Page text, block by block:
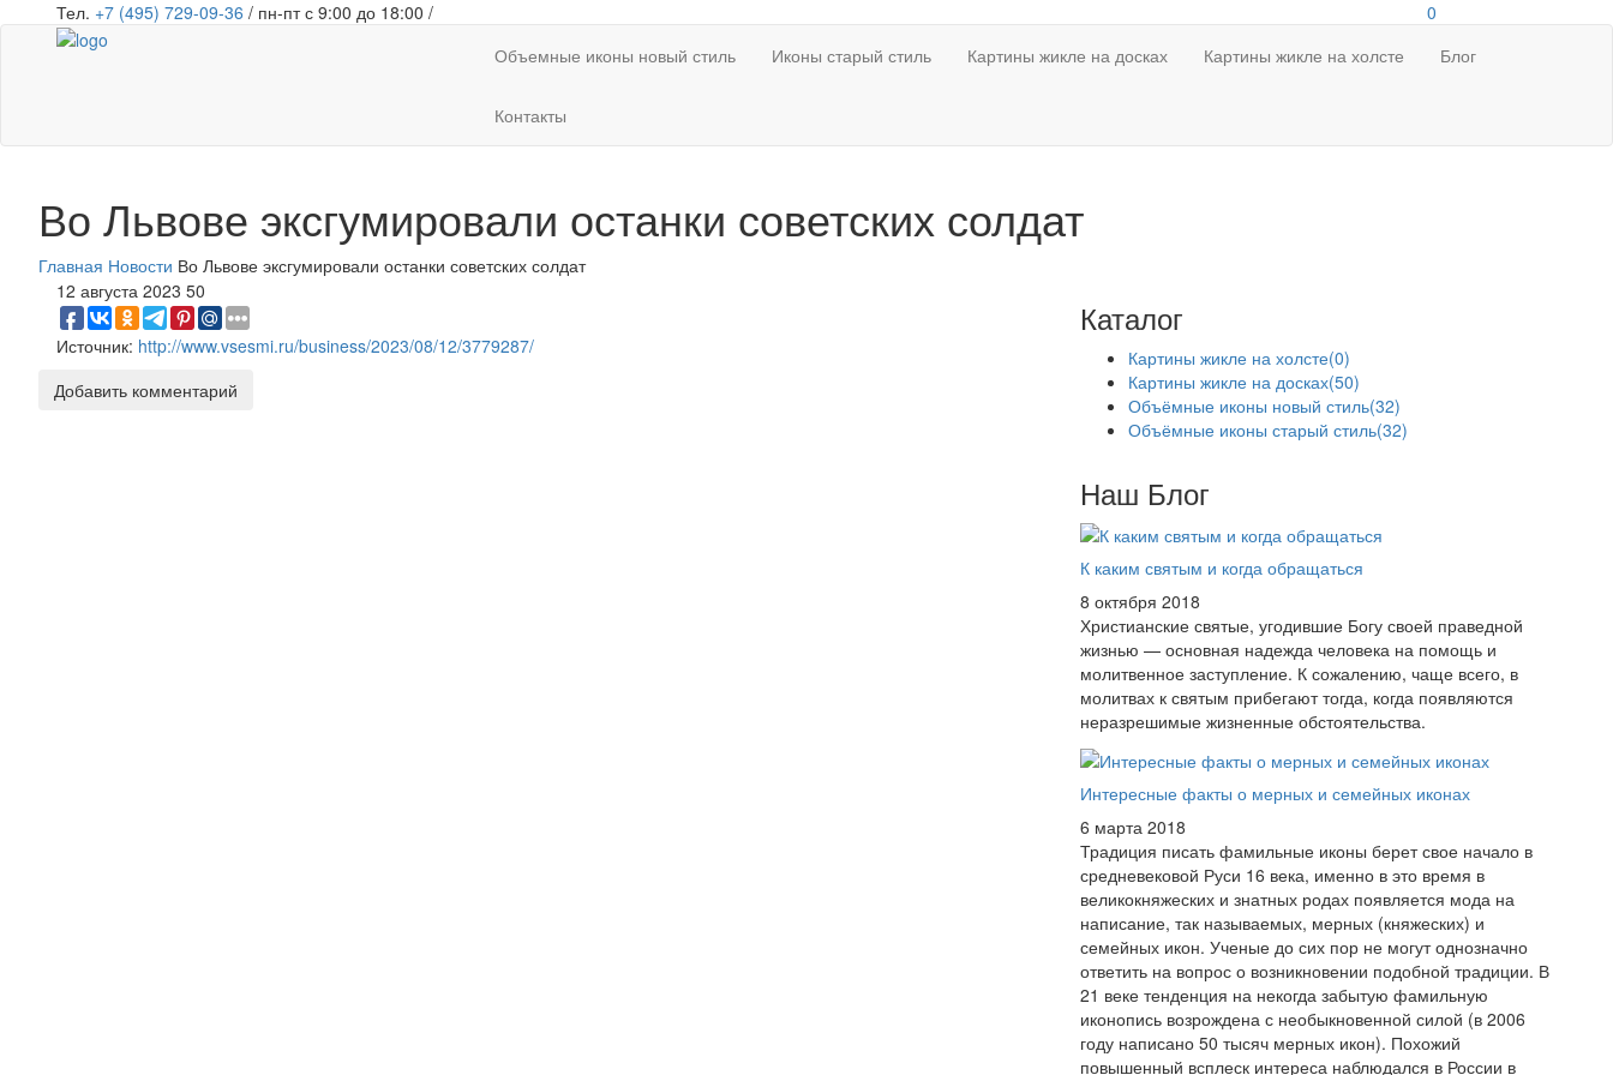
Тел. +7 (495) 729-09-36 / пн-пт с 9:00 до 18:00 /
0
Объемные иконы новый стиль
Иконы старый стиль Картины жикле на досках Картины жикле на холсте Блог
Контакты
Во Львове эксгумировали останки советских солдат
Главная Новости Во Львове эксгумировали останки советских солдат
12 августа 2023 50
Источник: http://www.vsesmi.ru/business/2023/08/12/3779287/
Добавить комментарий
Каталог
Картины жикле на холсте(0)
Картины жикле на досках(50)
Объёмные иконы новый стиль(32)
Объёмные иконы старый стиль(32)
Наш Блог
К каким святым и когда обращаться
8 октября 2018
Христианские святые, угодившие Богу своей праведной
жизнью — основная надежда человека на помощь и
молитвенное заступление. К сожалению, чаще всего, в
молитвах к святым прибегают тогда, когда появляются
неразрешимые жизненные обстоятельства.
Интересные факты о мерных и семейных иконах
6 марта 2018
Традиция писать фамильные иконы берет свое начало в
средневековой Руси 16 века, именно в это время в
великокняжеских и знатных родах появляется мода на
написание, так называемых, мерных (княжеских) и
семейных икон. Ученые до сих пор не могут однозначно
ответить на вопрос о возникновении подобной традиции. В
21 веке тенденция на некогда забытую фамильную
иконопись возрождена с необыкновенной силой (в 2006
году написано 50 тысяч мерных икон). Похожий
повышенный всплеск интереса наблюдался в России в